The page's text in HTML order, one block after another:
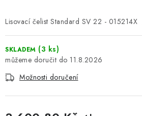
OBCHODNÍ PODMÍNKY
🚚 STAV OBJEDNÁVKY
Lisovací čelist Standard SV 22 - 015214X
SKLADEM (3 ks)
11.8.2026
Možnosti doručení